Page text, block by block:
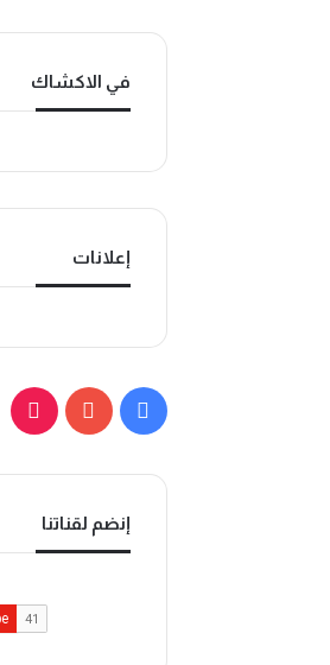
في الاكشاك
إعلانات
ب
ي
k
T
إنضم لقناتنا